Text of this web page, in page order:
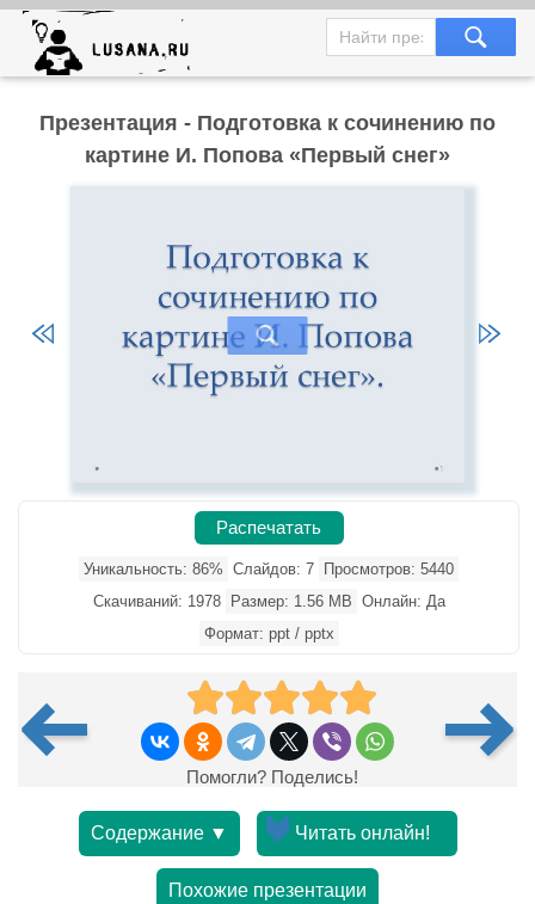
Презентация - Подготовка к сочинению по
картине И. Попова «Первый снег»
Распечатать
Уникальность: 86% Слайдов: 7
Просмотров: 5440
Скачиваний: 1978
Размер: 1.56 MB Онлайн: Да
Формат: ppt / pptx
Помогли? Поделись!
Содержание ▼ Читать онлайн!
Похожие презентации